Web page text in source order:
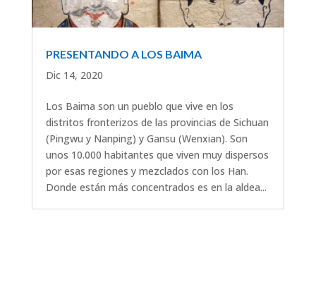
PRESENTANDO A LOS BAIMA
Dic 14, 2020
Los Baima son un pueblo que vive en los
distritos fronterizos de las provincias de Sichuan
(Pingwu y Nanping) y Gansu (Wenxian). Son
unos 10.000 habitantes que viven muy dispersos
por esas regiones y mezclados con los Han.
Donde están más concentrados es en la aldea...